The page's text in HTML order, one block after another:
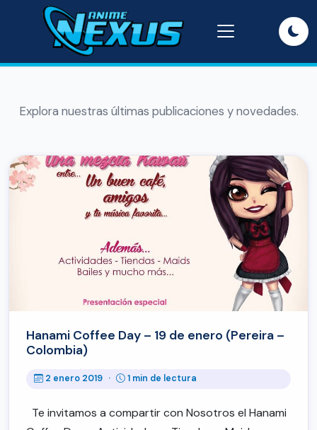
Explora nuestras últimas publicaciones y novedades.
Hanami Coffee Day – 19 de enero (Pereira –
Colombia)
2 enero 2019 · 1 min de lectura
Te invitamos a compartir con Nosotros el Hanami